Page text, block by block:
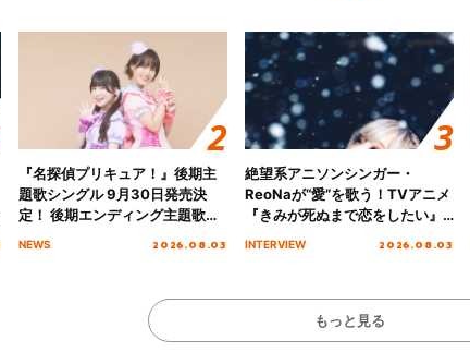
『名探偵プリキュア！』後期主
題歌シングル 9月30日発売決
定！ 後期エンディング主題歌
「いつかわかる☆きっとあえ
NEWS 2026.08.03
絶望系アニソンシンガー・
ReoNaが“愛”を歌う！TVアニメ
『きみが死ぬまで恋をしたい』
オープニング主題歌「Amore」
INTERVIEW 2026.08.03
もっと見る